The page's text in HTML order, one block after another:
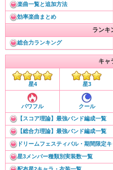
楽曲一覧と追加方法
効率楽曲まとめ
ランキ
総合力ランキング
キャ
星4 星3
パワフル クール
【スコア理論】最強バンド編成一覧
【総合力理論】最強バンド編成一覧
ドリームフェスティバル・期間限定
星3メンバー種類別実装数一覧
配布星2キャラ・衣装一覧